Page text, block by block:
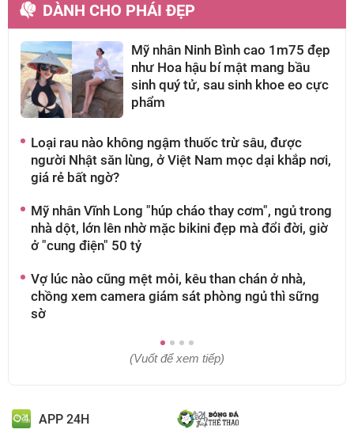
DÀNH CHO PHÁI ĐẸP
Mỹ nhân Ninh Bình cao 1m75 đẹp
như Hoa hậu bí mật mang bầu
sinh quý tử, sau sinh khoe eo cực
phẩm
Loại rau nào không ngậm thuốc trừ sâu, được
người Nhật săn lùng, ở Việt Nam mọc dại khắp nơi,
giá rẻ bất ngờ?
Mỹ nhân Vĩnh Long "húp cháo thay cơm", ngủ trong
nhà dột, lớn lên nhờ mặc bikini đẹp mà đổi đời, giờ
ở "cung điện" 50 tỷ
Vợ lúc nào cũng mệt mỏi, kêu than chán ở nhà,
chồng xem camera giám sát phòng ngủ thì sững
sờ
(Vuốt để xem tiếp)
APP 24H